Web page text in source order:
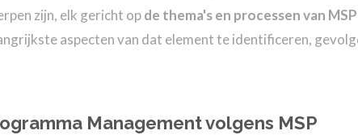
zijn, elk gericht opde thema's en processen van
aspecten van dat element te identificeren,
Management volgens MSP